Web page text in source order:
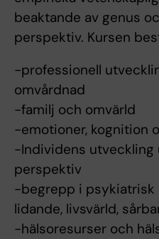
beaktande av genus
perspektiv. Kursen
-professionell
omvårdnad
-familj och omvärld
-emotioner, kognition
-Individens
perspektiv
-begrepp i psykiatrisk
lidande, livsvärld,
-hälsoresurser och